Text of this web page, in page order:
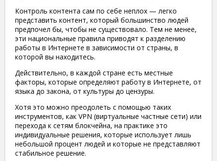
Контроль контента сам по себе неплох — легко
представить контент, который большинство людей
предпочел бы, чтобы не существовало. Тем не менее,
эти национальные правила приводят к разделению
работы в Интернете в зависимости от страны, в
которой вы находитесь.
Действительно, в каждой стране есть местные
факторы, которые определяют работу в Интернете, от
языка до закона, от культуры до цензуры.
Хотя это можно преодолеть с помощью таких
инструментов, как VPN (виртуальные частные сети) или
перехода к сетям блокчейна, на практике это
индивидуальные решения, которые использует лишь
небольшой процент людей и которые не представляют
стабильное решение.